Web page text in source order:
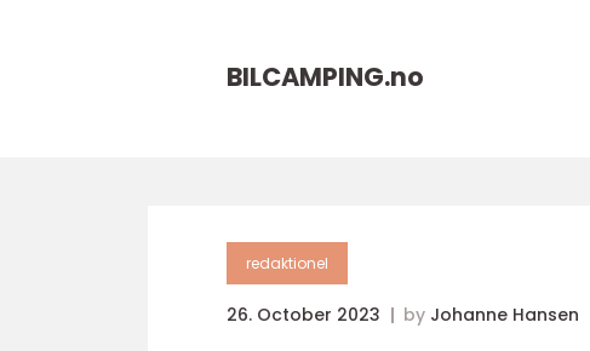
BILCAMPING.no
redaktionel
26. October 2023 by Johanne Hansen